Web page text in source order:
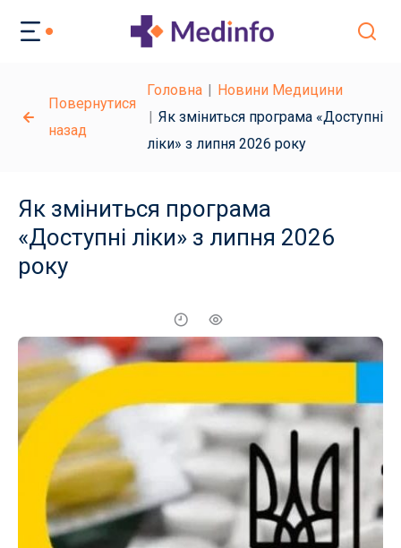
Повернутися
назад
Головна
Новини Медицини
Як зміниться програма «Доступні
ліки» з липня 2026 року
Як зміниться програма
«Доступні ліки» з липня 2026
року